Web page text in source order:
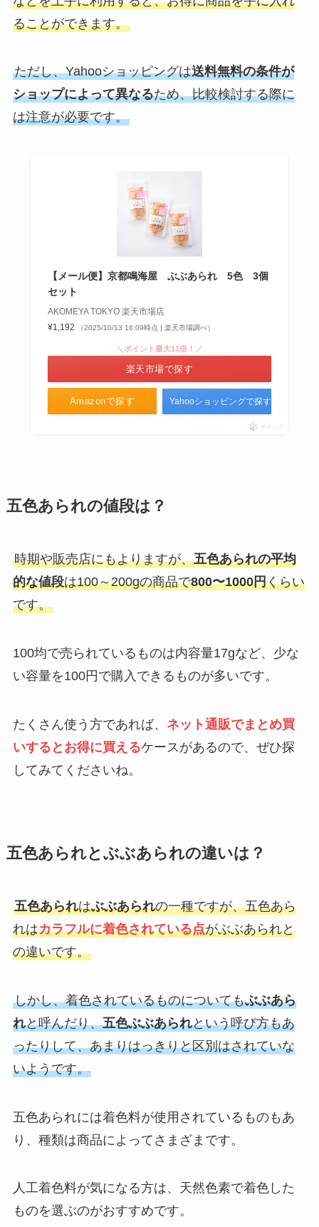
ることができます。
ただし、Yahooショッピングは送料無料の条件が
ショップによって異なるため、比較検討する際に
は注意が必要です。
【メール便】京都鳴海屋 ぶぶあられ 5色 3個
セット
AKOMEYA TOKYO 楽天市場店
¥1,192
（2025/10/13 16:09時点 | 楽天市場調べ）
Amazonで探す
＼ポイント最大11倍！／
楽天市場で探す
Yahooショッピングで探す
ポチップ
五色あられの値段は？
時期や販売店にもよりますが、五色あられの平均
的な値段は100～200gの商品で800〜1000円くらい
です。
100均で売られているものは内容量17gなど、少な
い容量を100円で購入できるものが多いです。
たくさん使う方であれば、 ネット通販でまとめ買
いするとお得に買えるケースがあるので、ぜひ探
してみてくださいね。
五色あられとぶぶあられの違いは？
五色あられはぶぶあられの一種ですが、五色あら
れはカラフルに着色されている点がぶぶあられと
の違いです。
しかし、着色されているものについてもぶぶあら
れと呼んだり、五色ぶぶあられという呼び方もあ
ったりして、あまりはっきりと区別はされていな
いようです。
五色あられには着色料が使用されているものもあ
り、種類は商品によってさまざまです。
人工着色料が気になる方は、天然色素で着色した
ものを選ぶのがおすすめです。